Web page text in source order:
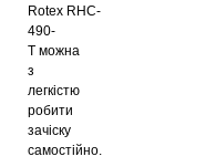
Rotex RHC-
490-
T можна
з
легкістю
робити
зачіску
самостійно.